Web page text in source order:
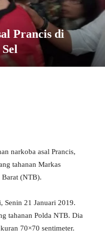
Prancis di
narkoba asal Prancis,
tahanan Markas
Barat (NTB).
Senin 21 Januari 2019.
tahanan Polda NTB. Dia
70×70 sentimeter.